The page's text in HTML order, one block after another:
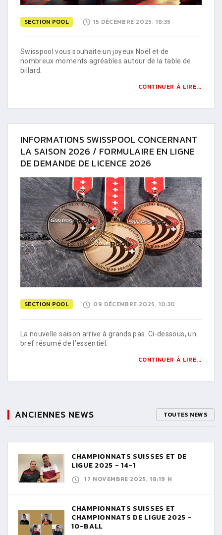
SECTION POOL 15 DÉCEMBRE 2025, 18:35
Swisspool vous souhaite un joyeux Noël et de
nombreux moments agréables autour de la table de
billard.
CONTINUER À LIRE...
INFORMATIONS SWISSPOOL CONCERNANT
LA SAISON 2026 / FORMULAIRE EN LIGNE
DE DEMANDE DE LICENCE 2026
SECTION POOL 09 DÉCEMBRE 2025, 10:30
La nouvelle saison arrive à grands pas. Ci-dessous, un
bref résumé de l’essentiel.
CONTINUER À LIRE...
ANCIENNES NEWS TOUTES NEWS
CHAMPIONNATS SUISSES ET DE
LIGUE 2025 - 14-1
17 NOVEMBRE 2025, 18:19 H
CHAMPIONNATS SUISSES ET
CHAMPIONNATS DE LIGUE 2025 -
10-BALL